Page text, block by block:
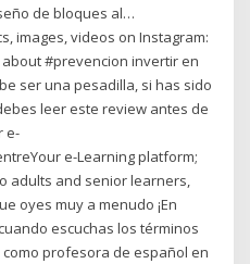
de bloques al…
images, videos on Instagram:
#prevencion invertir en
ser una pesadilla, si has sido
leer este review antes de
e-
e-Learning platform;
adults and senior learners,
oyes muy a menudo ¡En
escuchas los términos
profesora de español en